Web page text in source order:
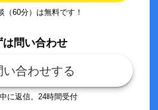
（60分）は無料です！
は問い合わせ
い合わせする
に返信。24時間受付